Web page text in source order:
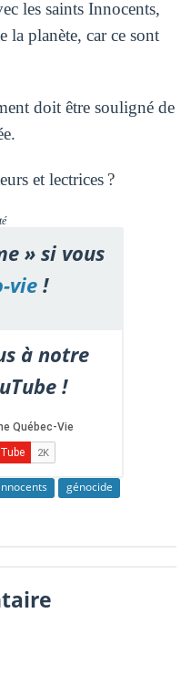
les saints Innocents,
la planète, car ce sont
doit être souligné de
et lectrices ?
» si vous
vie!
à notre
!
génocide